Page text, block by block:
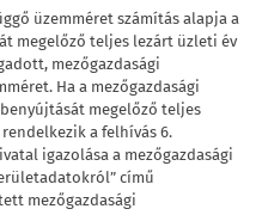
üzemméret számítás alapja a
megelőző teljes lezárt üzleti év
mezőgazdasági
Ha a mezőgazdasági
megelőző teljes
a felhívás 6.
igazolása a mezőgazdasági
című
mezőgazdasági